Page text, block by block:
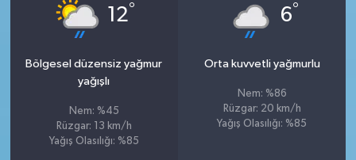
12°
Bölgesel düzensiz yağmur
yağışlı
Nem: %45
Rüzgar: 13 km/h
Yağış Olasılığı: %85
6°
Orta kuvvetli yağmurlu
Nem: %86
Rüzgar: 20 km/h
Yağış Olasılığı: %85